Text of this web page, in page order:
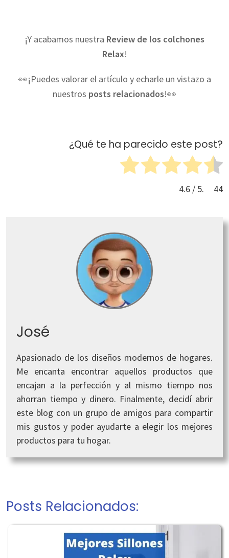
¡Y acabamos nuestra Review de los colchones
Relax!
👀¡Puedes valorar el artículo y echarle un vistazo a
nuestros posts relacionados!👀
¿Qué te ha parecido este post?
4.6 / 5. 44
José
Apasionado de los diseños modernos de hogares.
Me encanta encontrar aquellos productos que
encajan a la perfección y al mismo tiempo nos
ahorran tiempo y dinero. Finalmente, decidí abrir
este blog con un grupo de amigos para compartir
mis gustos y poder ayudarte a elegir los mejores
productos para tu hogar.
Posts Relacionados: